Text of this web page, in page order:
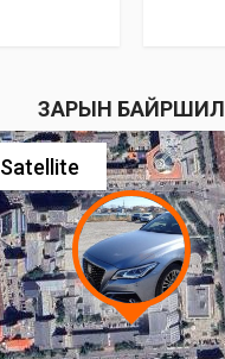
ЗАРЫН БАЙРШИЛ
Satellite